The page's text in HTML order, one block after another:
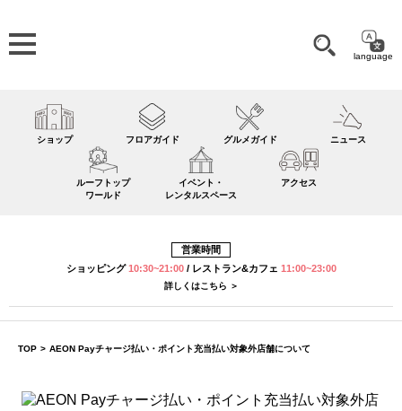
language
ショップ フロアガイド グルメガイド ニュース
ルーフトップ
ワールド
イベント・
レンタルスペース
アクセス
営業時間
ショッピング10:30~21:00 / レストラン&カフェ 11:00~23:00
詳しくはこちら ＞
TOP > AEON Payチャージ払い・ポイント充当払い対象外店舗について